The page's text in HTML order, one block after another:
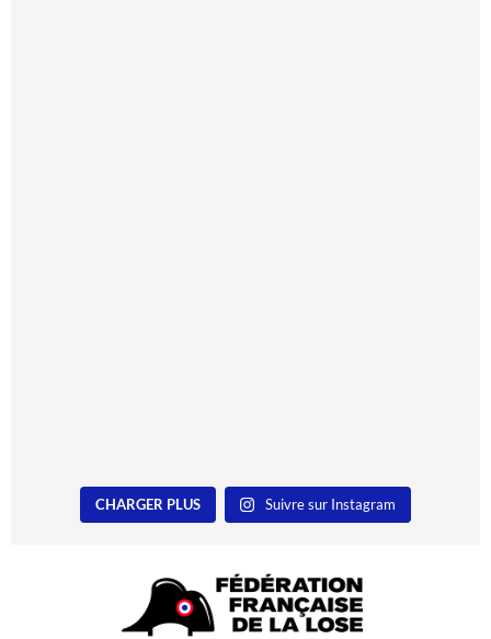
CHARGER PLUS Suivre sur Instagram